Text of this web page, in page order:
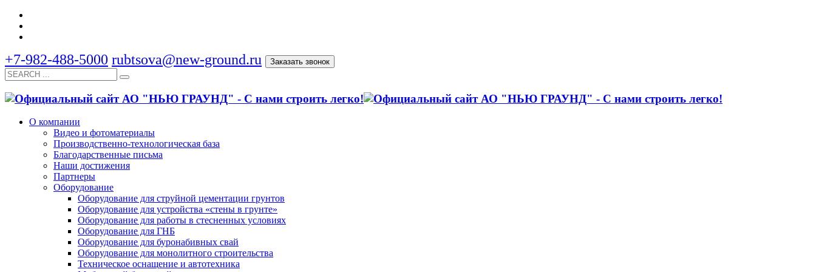
+7-982-488-5000 rubtsova@new-ground.ru Заказать звонок
О компании
Видео и фотоматериалы
Производственно-технологическая база
Благодарственные письма
Наши достижения
Партнеры
Оборудование
Оборудование для струйной цементации грунтов
Оборудование для устройства «стены в грунте»
Оборудование для работы в стесненных условиях
Оборудование для ГНБ
Оборудование для буронабивных свай
Оборудование для монолитного строительства
Техническое оснащение и автотехника